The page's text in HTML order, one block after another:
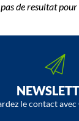
pas de resultat
le contact